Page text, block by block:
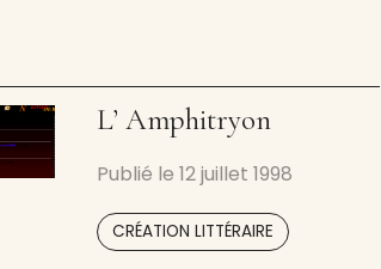
L’ Amphitryon
Publié le 12 juillet 1998
CRÉATION LITTÉRAIRE